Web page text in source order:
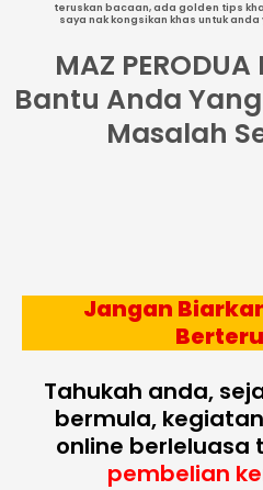
teruskan bacaan, ada golden tips
saya nak kongsikan khas untuk
MAZ
Bantu Anda
Masalah
Jangan
Tahukah anda,
bermula,
online
pembelian